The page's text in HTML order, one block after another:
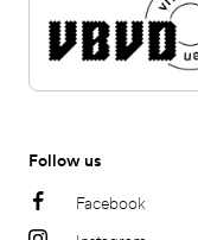
Follow us
Facebook